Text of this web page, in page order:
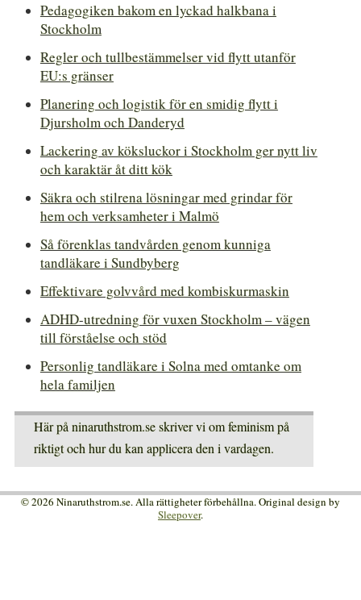
Pedagogiken bakom en lyckad halkbana i
Stockholm
Regler och tullbestämmelser vid flytt utanför
EU:s gränser
Planering och logistik för en smidig flytt i
Djursholm och Danderyd
Lackering av köksluckor i Stockholm ger nytt liv
och karaktär åt ditt kök
Säkra och stilrena lösningar med grindar för
hem och verksamheter i Malmö
Så förenklas tandvården genom kunniga
tandläkare i Sundbyberg
Effektivare golvvård med kombiskurmaskin
ADHD-utredning för vuxen Stockholm – vägen
till förståelse och stöd
Personlig tandläkare i Solna med omtanke om
hela familjen
Här på ninaruthstrom.se skriver vi om feminism på
riktigt och hur du kan applicera den i vardagen.
© 2026 Ninaruthstrom.se. Alla rättigheter förbehållna. Original design by
Sleepover.